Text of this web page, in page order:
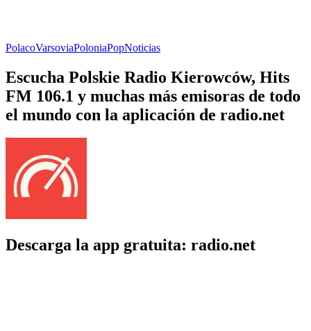
PolacoVarsoviaPoloniaPopNoticias
Escucha Polskie Radio Kierowców, Hits
FM 106.1 y muchas más emisoras de todo
el mundo con la aplicación de radio.net
Descarga la app gratuita: radio.net